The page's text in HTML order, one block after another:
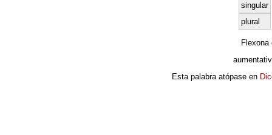
singular
plural
Esta palabra atópase en